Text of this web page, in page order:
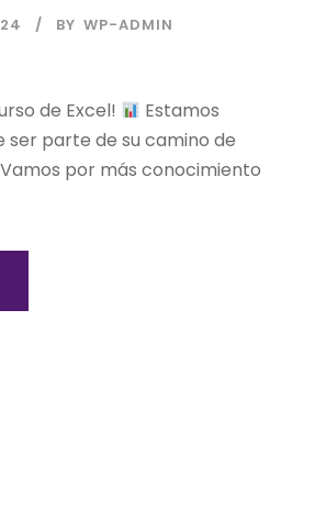
BY WP-ADMIN
de Excel!
Estamos
ser parte de su camino de
por más conocimiento